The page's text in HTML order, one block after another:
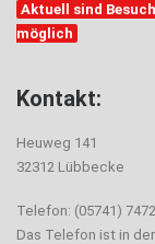
Aktuell sind
möglich
Kontakt:
Heuweg 141
32312 Lübbecke
Telefon: (05741) 7472
Das Telefon ist in